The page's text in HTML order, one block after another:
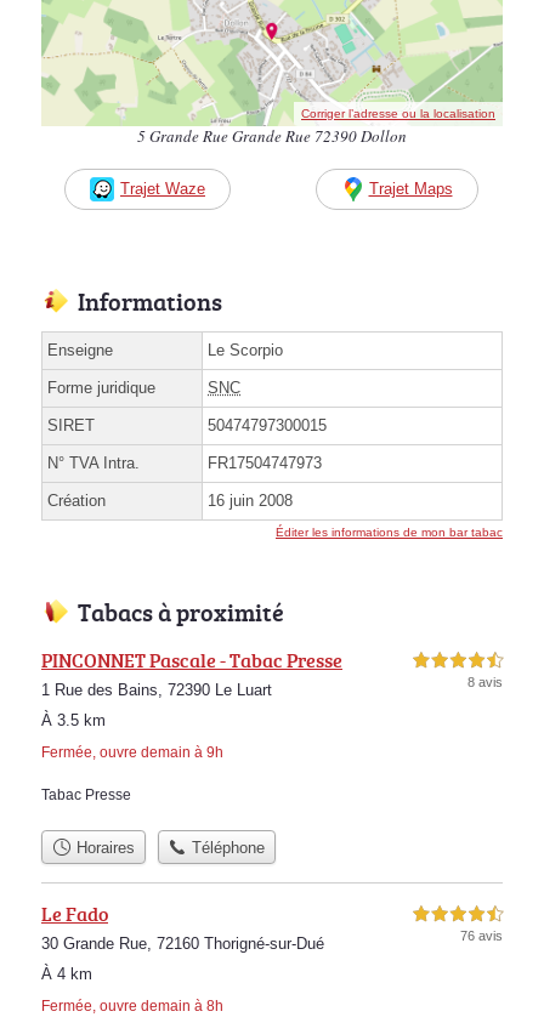
Corriger l’adresse ou la localisation
5 Grande Rue Grande Rue 72390 Dollon
Trajet Waze Trajet Maps
Informations
Enseigne Le Scorpio
Forme juridique SNC
SIRET 50474797300015
N° TVA Intra. FR17504747973
Création 16 juin 2008
Éditer les informations de mon bar tabac
Tabacs à proximité
PINCONNET Pascale - Tabac Presse
1 Rue des Bains, 72390 Le Luart
À 3.5 km
Fermée, ouvre demain à 9h
4,5 étoiles sur 5
8 avis
Tabac Presse
Horaires Téléphone
Le Fado
30 Grande Rue, 72160 Thorigné-sur-Dué
À 4 km
Fermée, ouvre demain à 8h
4,5 étoiles sur 5
76 avis